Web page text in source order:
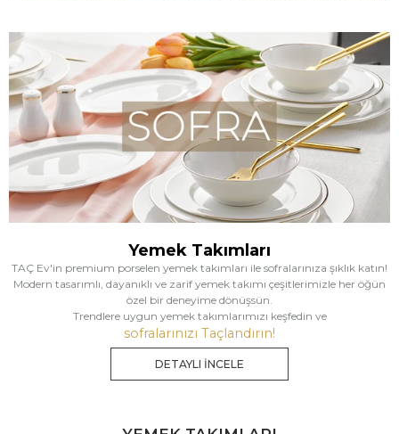
Yemek Takımları
TAÇ Ev'in premium porselen yemek takımları ile sofralarınıza şıklık katın!
Modern tasarımlı, dayanıklı ve zarif yemek takımı çeşitlerimizle her öğün
özel bir deneyime dönüşsün.
Trendlere uygun yemek takımlarımızı keşfedin ve
sofralarınızı Taçlandırın!
DETAYLI İNCELE